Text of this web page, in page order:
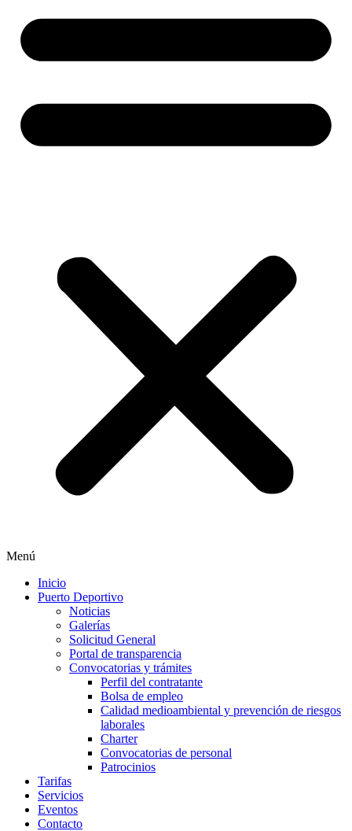
Menú
Inicio
Puerto Deportivo
Noticias
Galerías
Solicitud General
Portal de transparencia
Convocatorias y trámites
Perfil del contratante
Bolsa de empleo
Calidad medioambiental y prevención de riesgos
laborales
Charter
Convocatorias de personal
Patrocinios
Tarifas
Servicios
Eventos
Contacto